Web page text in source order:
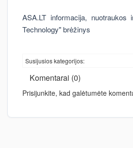
ASA.LT informacija, nuotraukos
Technology" brėžinys
Susijusios kategorijos:
Komentarai (0)
Prisijunkite, kad galėtumėte